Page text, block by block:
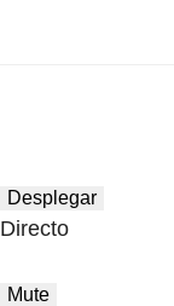
Desplegar
Directo
Mute